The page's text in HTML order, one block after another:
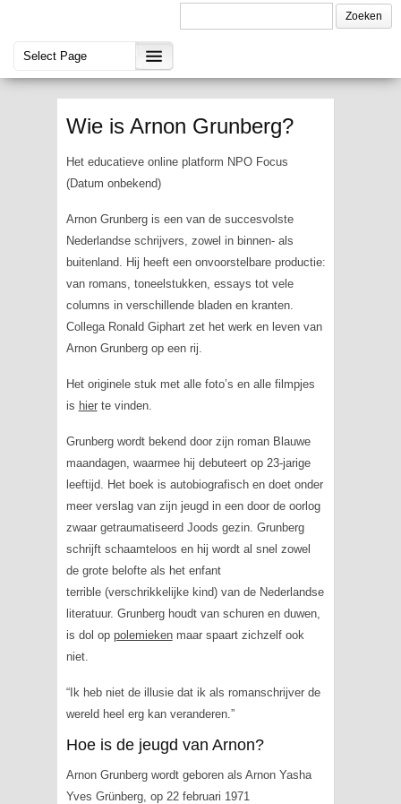
Wie is Arnon Grunberg?
Het educatieve online platform NPO Focus
(Datum onbekend)
Arnon Grunberg is een van de succesvolste
Nederlandse schrijvers, zowel in binnen- als
buitenland. Hij heeft een onvoorstelbare productie:
van romans, toneelstukken, essays tot vele
columns in verschillende bladen en kranten.
Collega Ronald Giphart zet het werk en leven van
Arnon Grunberg op een rij.
Het originele stuk met alle foto’s en alle filmpjes
is hierte vinden.
Grunberg wordt bekend door zijn roman Blauwe
maandagen, waarmee hij debuteert op 23-jarige
leeftijd. Het boek is autobiografisch en doet onder
meer verslag van zijn jeugd in een door de oorlog
zwaar getraumatiseerd Joods gezin. Grunberg
schrijft schaamteloos en hij wordt al snel zowel
de grote belofte als het enfant
terrible(verschrikkelijke kind) van de Nederlandse
literatuur. Grunberg houdt van schuren en duwen,
is dol op polemiekenmaar spaart zichzelf ook
niet.
“Ik heb niet de illusie dat ik als romanschrijver de
wereld heel erg kan veranderen.”
Hoe is de jeugd van Arnon?
Arnon Grunberg wordt geboren als Arnon Yasha
Yves Grünberg, op 22 februari 1971